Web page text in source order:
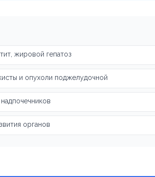
жировой гепатоз
и опухоли поджелудочной
органов